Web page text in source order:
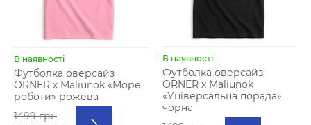
В наявності
Футболка оверсайз
ORNER х Maliunok «Море
роботи» рожева
1499 грн
В наявності
Футболка оверсайз
ORNER х Maliunok
«Універсальна порада»
чорна